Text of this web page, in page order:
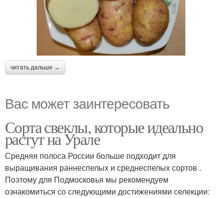
читать дальше →
Вас может заинтересовать
Сорта свеклы, которые идеально
растут на Урале
Средняя полоса России больше подходит для
выращивания раннеспелых и среднеспелых сортов .
Поэтому для Подмосковья мы рекомендуем
ознакомиться со следующими достижениями селекции: